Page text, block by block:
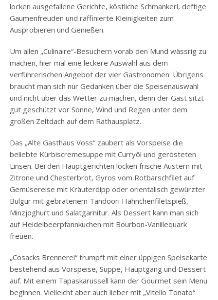
locken ausgefallene Gerichte, köstliche Schmankerl, deftige
Gaumenfreuden und raffinierte Kleinigkeiten zum
Ausprobieren und Genießen.
Um allen „Culinaire“-Besuchern vorab den Mund wässrig zu
machen, hier mal eine leckere Auswahl aus dem
verführerischen Angebot der vier Gastronomen. Übrigens
braucht man sich nur Gedanken über die Speisenauswahl
und nicht über das Wetter zu machen, denn der Gast sitzt
gut geschützt vor Sonne, Wind und Regen unter dem
großen Zeltdach auf dem Rathausplatz.
Das „Alte Gasthaus Voss“ zaubert als Vorspeise die
beliebte Kürbiscremesuppe mit Curryöl und gerösteten
Linsen. Bei den Hauptgerichten locken frische Austern mit
Zitrone und Chesterbrot, Gyros vom Rotbarschfilet auf
Gemüsereise mit Kräuterdipp oder orientalisch gewürzter
Bulgur mit gebratenem Tandoori Hähnchenfiletspieß,
Minzjoghurt und Salatgarnitur. Als Dessert kann man sich
auf Heidelbeerpfannkuchen mit Bourbon-Vanillequark
freuen.
„Cosacks Brennerei“ trumpft mit einer üppigen Speisekarte
bestehend aus Vorspeise, Suppe, Hauptgang und Dessert
auf. Mit einem Tapaskarussell kann der Gourmet sein Menü
beginnen. Vielleicht aber auch lieber mit „Vitello Tonato“